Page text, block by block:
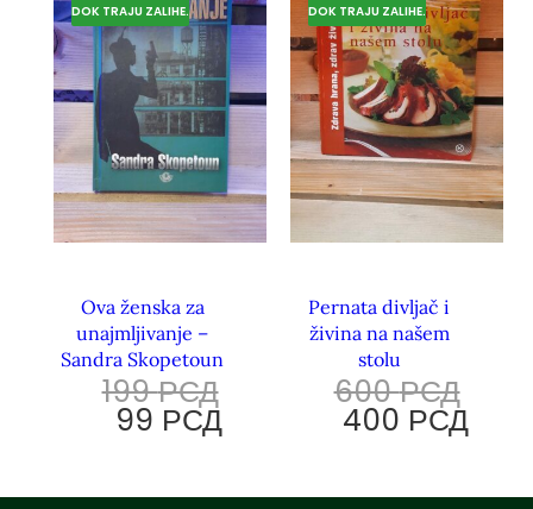
DOK TRAJU ZALIHE.
Ova ženska za
unajmljivanje –
Sandra Skopetoun
199РСД
99 РСД
DOK TRAJU ZALIHE.
Pernata divljač i
živina na našem
stolu
600РСД
400 РСД